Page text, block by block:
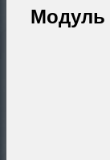
Модуль